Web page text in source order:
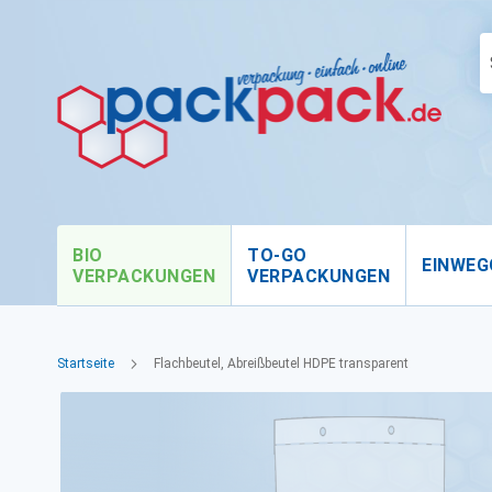
BIO
VERPACKUNGEN
TO-GO
VERPACKUNGEN
Startseite Flachbeutel, Abreißbeutel HDPE transparent